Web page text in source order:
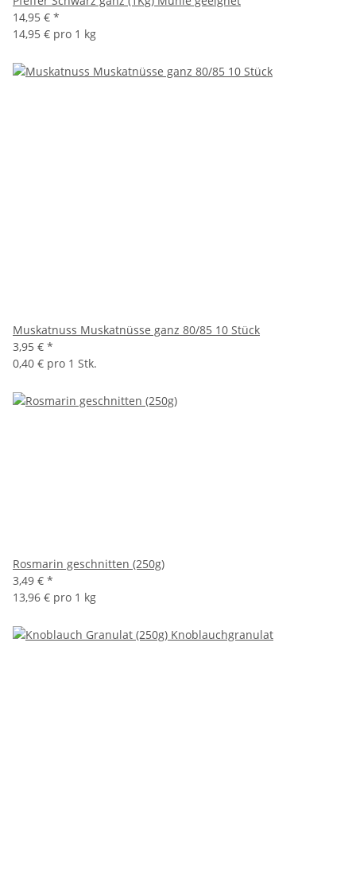
14,95 € *
14,95 € pro 1 kg
Muskatnuss Muskatnüsse ganz 80/85 10 Stück
3,95 € *
0,40 € pro 1 Stk.
Rosmarin geschnitten (250g)
3,49 € *
13,96 € pro 1 kg